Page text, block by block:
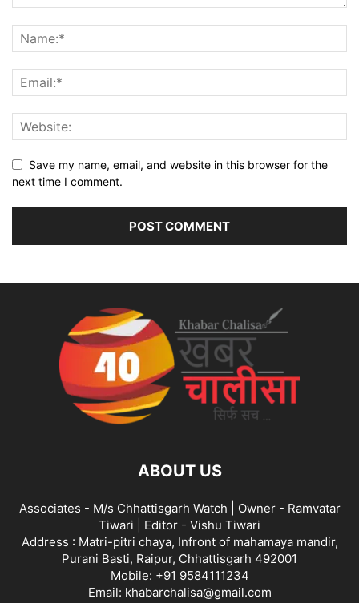
Save my name, email, and website in this browser for the
next time I comment.
ABOUT US
Associates - M/s Chhattisgarh Watch | Owner - Ramvatar
Tiwari | Editor - Vishu Tiwari
Address : Matri-pitri chaya, Infront of mahamaya mandir,
Purani Basti, Raipur, Chhattisgarh 492001
Mobile: +91 9584111234
Email: khabarchalisa@gmail.com